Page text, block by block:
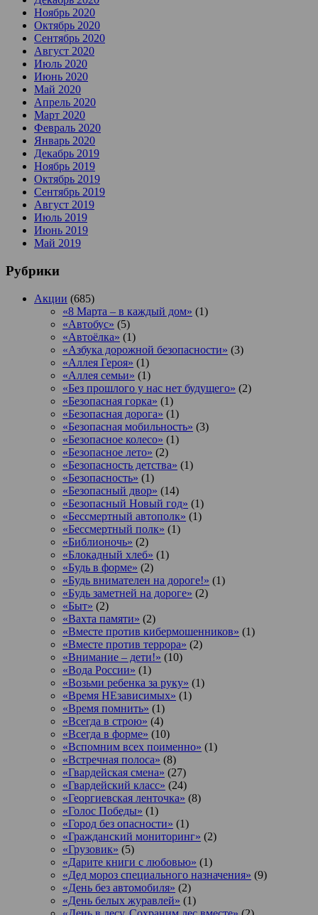
Ноябрь 2020
Октябрь 2020
Сентябрь 2020
Август 2020
Июль 2020
Июнь 2020
Май 2020
Апрель 2020
Март 2020
Февраль 2020
Январь 2020
Декабрь 2019
Ноябрь 2019
Октябрь 2019
Сентябрь 2019
Август 2019
Июль 2019
Июнь 2019
Май 2019
Рубрики
Акции (685)
«8 Марта – в каждый дом» (1)
«Автобус» (5)
«Автоёлка» (1)
«Азбука дорожной безопасности» (3)
«Аллея Героя» (1)
«Аллея семьи» (1)
«Без прошлого у нас нет будущего» (2)
«Безопасная горка» (1)
«Безопасная дорога» (1)
«Безопасная мобильность» (3)
«Безопасное колесо» (1)
«Безопасное лето» (2)
«Безопасность детства» (1)
«Безопасность» (1)
«Безопасный двор» (14)
«Безопасный Новый год» (1)
«Бессмертный автополк» (1)
«Бессмертный полк» (1)
«Библионочь» (2)
«Блокадный хлеб» (1)
«Будь в форме» (2)
«Будь внимателен на дороге!» (1)
«Будь заметней на дороге» (2)
«Быт» (2)
«Вахта памяти» (2)
«Вместе против кибермошенников» (1)
«Вместе против террора» (2)
«Внимание – дети!» (10)
«Вода России» (1)
«Возьми ребенка за руку» (1)
«Время НЕзависимых» (1)
«Время помнить» (1)
«Всегда в строю» (4)
«Всегда в форме» (10)
«Вспомним всех поименно» (1)
«Встречная полоса» (8)
«Гвардейская смена» (27)
«Гвардейский класс» (24)
«Георгиевская ленточка» (8)
«Голос Победы» (1)
«Город без опасности» (1)
«Гражданский мониторинг» (2)
«Грузовик» (5)
«Дарите книги с любовью» (1)
«Дед мороз специального назначения» (9)
«День без автомобиля» (2)
«День белых журавлей» (1)